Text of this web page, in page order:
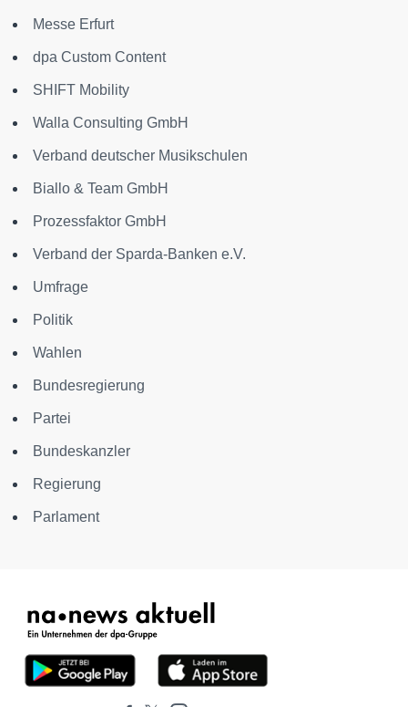
Messe Erfurt
dpa Custom Content
SHIFT Mobility
Walla Consulting GmbH
Verband deutscher Musikschulen
Biallo & Team GmbH
Prozessfaktor GmbH
Verband der Sparda-Banken e.V.
Umfrage
Politik
Wahlen
Bundesregierung
Partei
Bundeskanzler
Regierung
Parlament